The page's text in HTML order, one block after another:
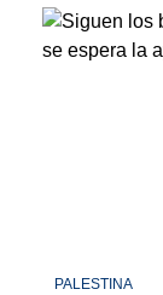
PALESTINA